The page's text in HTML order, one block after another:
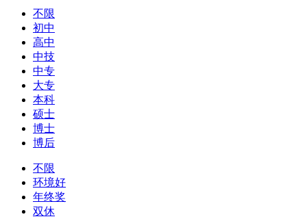
不限
初中
高中
中技
中专
大专
本科
硕士
博士
博后
不限
环境好
年终奖
双休